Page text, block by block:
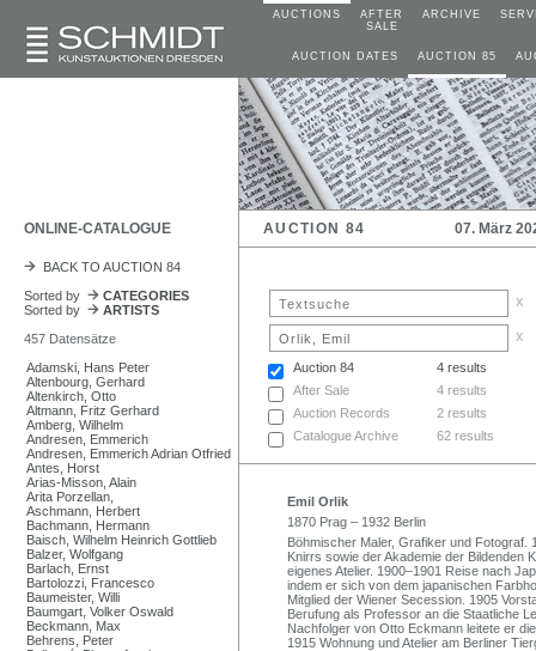
AUCTIONS
AFTER
SALE
ARCHIVE
AUCTION DATES AUCTION 85
ONLINE-CATALOGUE AUCTION 84 07. März
BACK TO AUCTION 84
Sorted by
CATEGORIES
Sorted by
ARTISTS
457 Datensätze
Adamski, Hans Peter
Altenbourg, Gerhard
Altenkirch, Otto
Altmann, Fritz Gerhard
Amberg, Wilhelm
Andresen, Emmerich
Andresen, Emmerich Adrian Otfried
Antes, Horst
Arias-Misson, Alain
Arita Porzellan,
Aschmann, Herbert
Bachmann, Hermann
Baisch, Wilhelm Heinrich Gottlieb
Balzer, Wolfgang
Barlach, Ernst
Bartolozzi, Francesco
Baumeister, Willi
Baumgart, Volker Oswald
Beckmann, Max
Behrens, Peter
x
x
Auction 84
4 results
After Sale
4 results
Auction Records
2 results
Catalogue Archive
62 results
Emil Orlik
1870 Prag – 1932 Berlin
Böhmischer Maler, Grafiker und Fotograf.
Knirrs sowie der Akademie der Bildenden
eigenes Atelier. 1900–1901 Reise nach
indem er sich von dem japanischen
Mitglied der Wiener Secession. 1905
Berufung als Professor an die Staatliche
Nachfolger von Otto Eckmann leitete er
1915 Wohnung und Atelier am Berliner